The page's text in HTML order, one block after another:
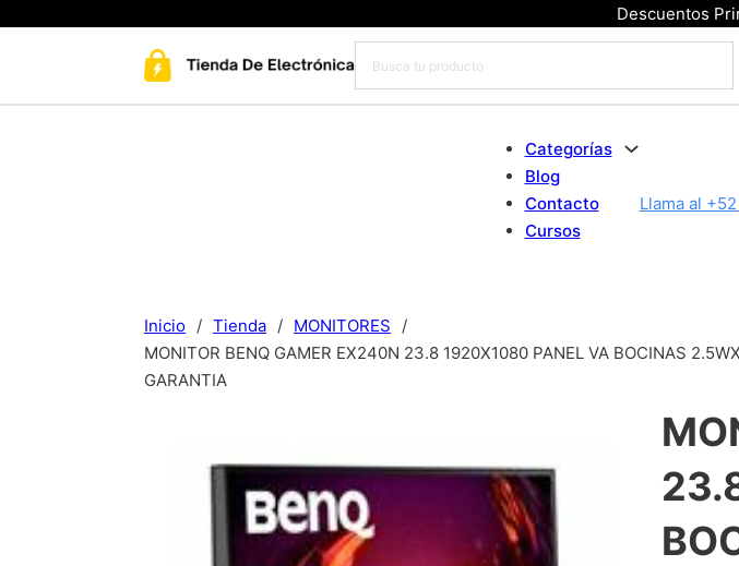
Descuentos
Categorías
Blog
Contacto
Cursos
Llama al
Inicio / Tienda / MONITORES
/
MONITOR BENQ GAMER EX240N 23.8 1920X1080 PANEL VA BOCINAS
GARANTIA